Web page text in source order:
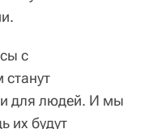
с
для людей. И мы
их будут